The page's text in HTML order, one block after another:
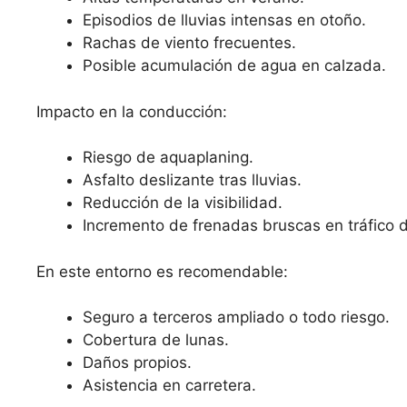
Episodios de lluvias intensas en otoño.
Rachas de viento frecuentes.
Posible acumulación de agua en calzada.
Impacto en la conducción:
Riesgo de aquaplaning.
Asfalto deslizante tras lluvias.
Reducción de la visibilidad.
Incremento de frenadas bruscas en tráfico
En este entorno es recomendable:
Seguro a terceros ampliado o todo riesgo.
Cobertura de lunas.
Daños propios.
Asistencia en carretera.